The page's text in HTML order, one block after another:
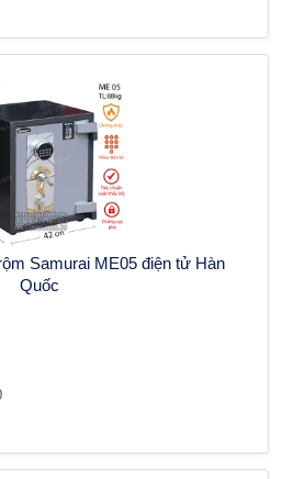
Samurai ME05 điện tử Hàn
Quốc